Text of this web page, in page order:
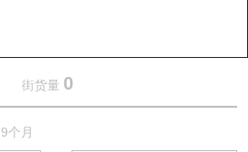
街货量 0
9个月